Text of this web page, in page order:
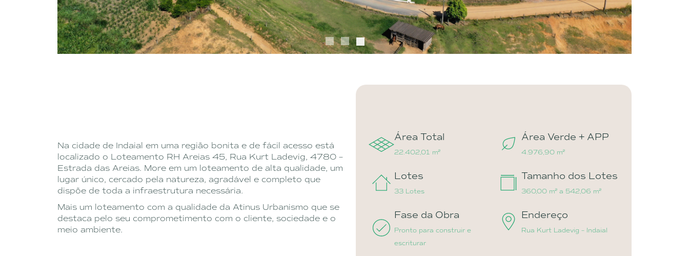
1 2 3
Na cidade de Indaial em uma região bonita e de fácil acesso está
localizado o Loteamento RH Areias 45, Rua Kurt Ladevig, 4780 –
Estrada das Areias. More em um loteamento de alta qualidade, um
lugar único, cercado pela natureza, agradável e completo que
dispõe de toda a infraestrutura necessária.
Mais um loteamento com a qualidade da Atinus Urbanismo que se
destaca pelo seu comprometimento com o cliente, sociedade e o
meio ambiente.
Área Total
22.402,01 m²
Área Verde + APP
4.976,90 m²
Lotes
33 Lotes
Tamanho dos Lotes
360,00 m² a 542,06 m²
Fase da Obra
Pronto para construir e
escriturar
Endereço
Rua Kurt Ladevig – Indaial